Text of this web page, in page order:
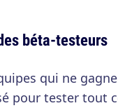
béta-testeurs
qui ne
pour tester tout